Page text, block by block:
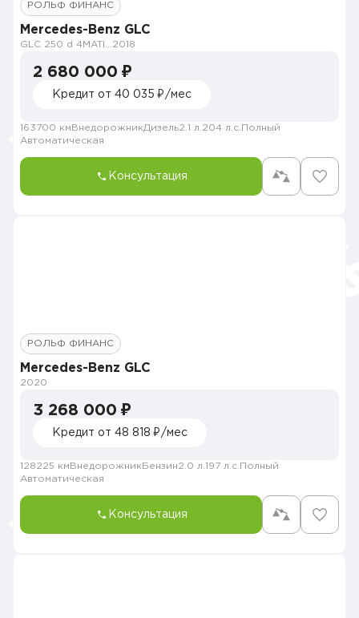
РОЛЬФ ФИНАНС
Mercedes-Benz GLC
2018
2 680 000 ₽
Кредит от 40 035 ₽/мес
163700 км ВнедорожникДизель2.1 л. 204 л.с. Полный
Автоматическая
Консультация
РОЛЬФ ФИНАНС
Mercedes-Benz GLC
2020
3 268 000 ₽
Кредит от 48 818 ₽/мес
128225 км Внедорожник Бензин2.0 л. 197 л.с. Полный
Автоматическая
Консультация